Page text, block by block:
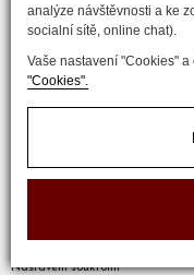
analýze návštěvnosti a ke
socialní sítě, online chat).
Vaše nastavení "Cookies"
"Cookies".
Nastavení soukromí